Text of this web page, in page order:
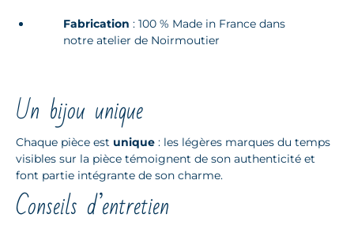
Fabrication : 100 % Made in France dans
notre atelier de Noirmoutier
Un bijou unique
Chaque pièce est unique : les légères marques du temps
visibles sur la pièce témoignent de son authenticité et
font partie intégrante de son charme.
Conseils d’entretien